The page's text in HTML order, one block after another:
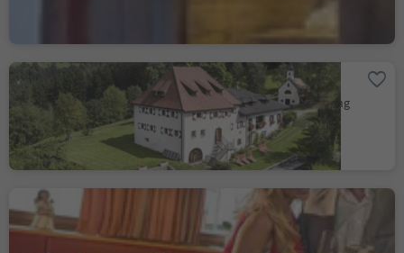
Ansitz Fonteklaus
Klausen, Brixen und Umgebung
Hotel Hubertus
Villanders, Brixen und Umgebung